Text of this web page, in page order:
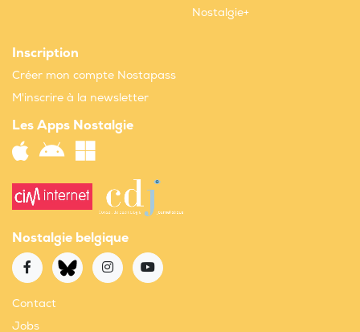
Nostalgie+
Inscription
Créer mon compte Nostapass
M'inscrire à la newsletter
Les Apps Nostalgie
Nostalgie belgique
Contact
Jobs